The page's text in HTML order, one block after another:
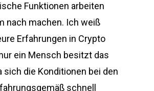
Funktionen arbeiten
nach machen. Ich weiß
Erfahrungen in Crypto
ein Mensch besitzt das
sich die Konditionen bei den
schnell